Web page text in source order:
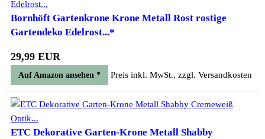
Bornhöft Gartenkrone Krone Metall Rost rostige
Gartendeko Edelrost...*
29,99 EUR
Auf Amazon ansehen * Preis inkl. MwSt., zzgl. Versandkosten
ETC Dekorative Garten-Krone Metall Shabby